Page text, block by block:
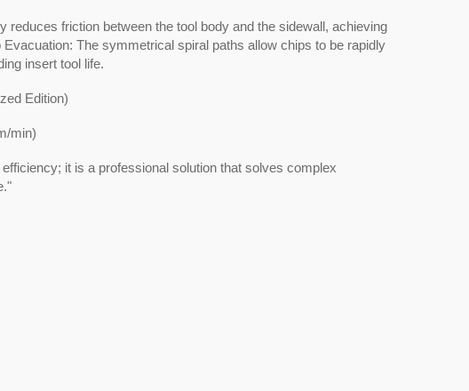
friction between the tool body and the sidewall, achieving
The symmetrical spiral paths allow chips to be rapidly
insert tool life.
Edition)
min)
it is a professional solution that solves complex